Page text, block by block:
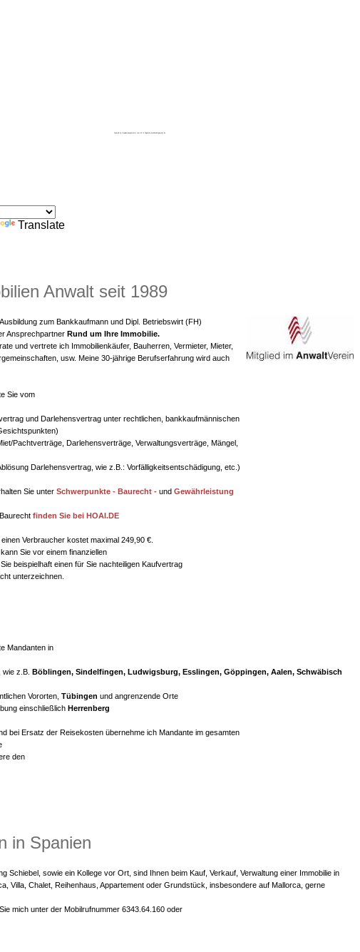
Translate
Anwalt seit 1989
zum Bankkaufmann und Dipl. Betriebswirt (FH)
Ansprechpartner Rund um Ihre Immobilie.
und vertrete ich Immobilienkäufer, Bauherren, Vermieter, Mieter,
usw. Meine 30-jährige Berufserfahrung wird auch
Sie vom
und Darlehensvertrag unter rechtlichen, bankkaufmännischen
Pachtverträge, Darlehensverträge, Verwaltungsverträge, Mängel,
Darlehensvertrag, wie z.B.: Vorfälligkeitsentschädigung, etc.)
Sie unter Schwerpunkte - Baurecht - und Gewährleistung
finden Sie bei HOAI.DE
Verbraucher kostet maximal 249,90 €.
Sie vor einem finanziellen
beispielhaft einen für Sie nachteiligen Kaufvertrag
unterzeichnen.
Mandanten in
z.B. Böblingen, Sindelfingen, Ludwigsburg, Esslingen, Göppingen, Aalen, Schwäbisch
Vororten, Tübingen und angrenzende Orte
einschließlich Herrenberg
bei Ersatz der Reisekosten übernehme ich Mandante im gesamten
den
in Spanien
Schiebel, sowie ein Kollege vor Ort, sind Ihnen beim Kauf, Verkauf, Verwaltung einer Immobilie in
Villa, Chalet, Reihenhaus, Appartement oder Grundstück, insbesondere auf Mallorca, gerne
mich unter der Mobilrufnummer 6343.64.160 oder